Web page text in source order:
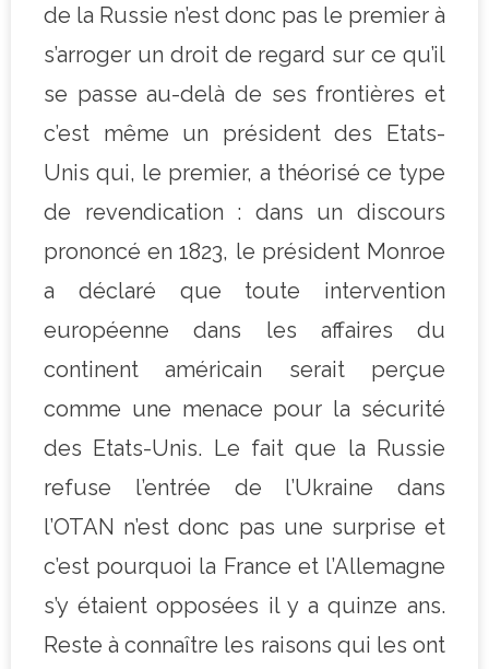
de la Russie n’est donc pas le premier à
s’arroger un droit de regard sur ce qu’il
se passe au-delà de ses frontières et
c’est même un président des Etats-
Unis qui, le premier, a théorisé ce type
de revendication : dans un discours
prononcé en 1823, le président Monroe
a déclaré que toute intervention
européenne dans les affaires du
continent américain serait perçue
comme une menace pour la sécurité
des Etats-Unis. Le fait que la Russie
refuse l’entrée de l’Ukraine dans
l’OTAN n’est donc pas une surprise et
c’est pourquoi la France et l’Allemagne
s’y étaient opposées il y a quinze ans.
Reste à connaître les raisons qui les ont